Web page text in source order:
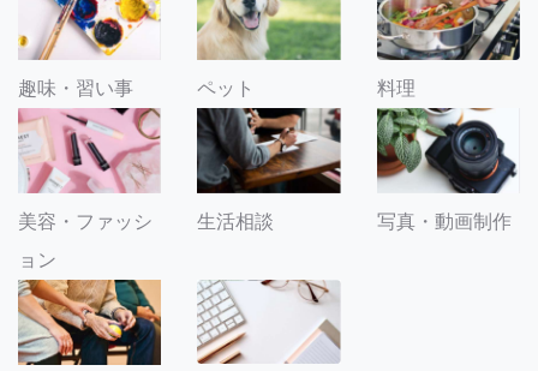
趣味・習い事 ペット 料理
美容・ファッシ
ョン
生活相談 写真・動画制作